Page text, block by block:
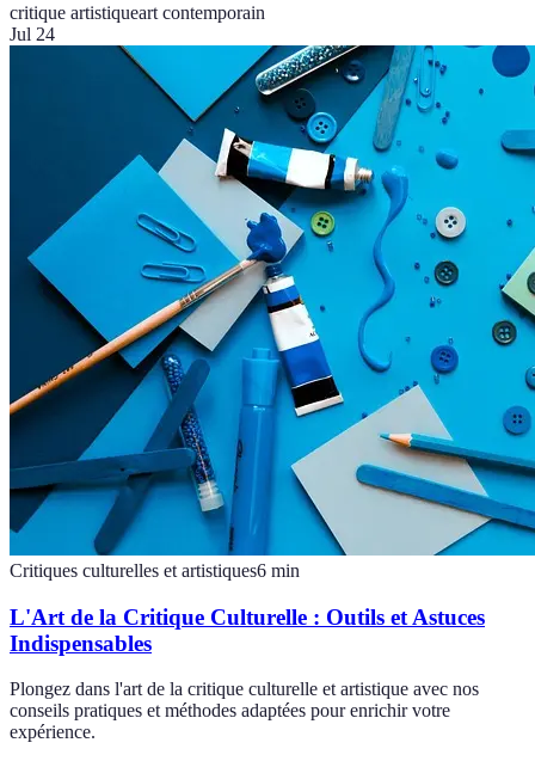
critique artistiqueart contemporain
Jul 24
Critiques culturelles et artistiques6 min
L'Art de la Critique Culturelle : Outils et Astuces
Indispensables
Plongez dans l'art de la critique culturelle et artistique avec nos
conseils pratiques et méthodes adaptées pour enrichir votre
expérience.